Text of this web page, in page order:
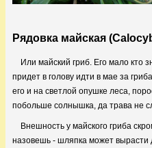
Рядовка майская
Или майский гриб. Его мало кто
придет в голову идти в мае за
его и на светлой опушке леса,
побольше солнышка, да трава не
Внешность у майского гриба
назовешь - шляпка может вырасти